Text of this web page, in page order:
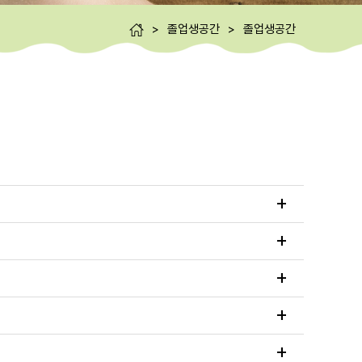
> 졸업생공간 > 졸업생공간
+
+
+
+
+